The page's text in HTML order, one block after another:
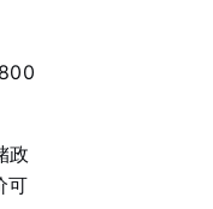
政
可